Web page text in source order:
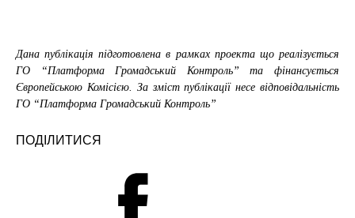
Дана публікація підготовлена в рамках проекта що реалізується
ГО “Платформа Громадський Контроль” та фінансується
Європейською Комісією. За зміст публікації несе відповідальність
ГО “Платформа Громадський Контроль”
ПОДІЛИТИСЯ